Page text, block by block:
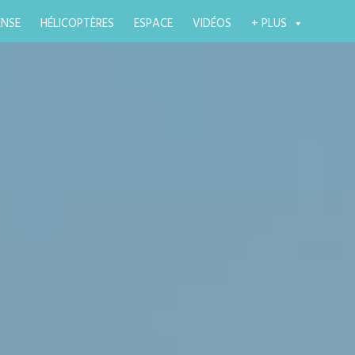
HÉLICOPTÈRES ESPACE VIDÉOS + PLUS